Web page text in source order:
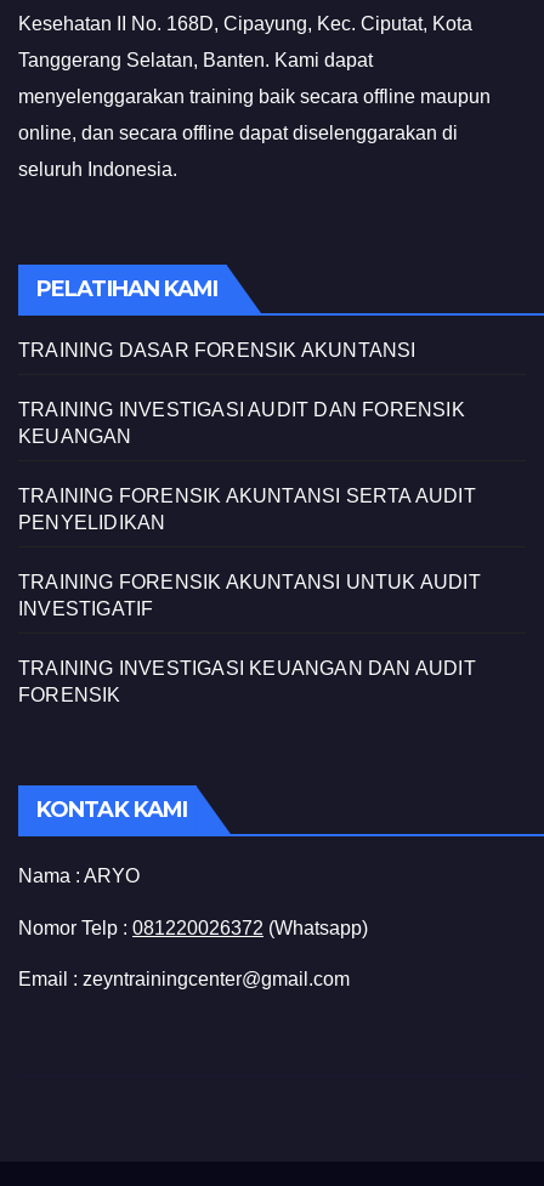
Kesehatan II No. 168D, Cipayung, Kec. Ciputat, Kota
Tanggerang Selatan, Banten. Kami dapat
menyelenggarakan training baik secara offline maupun
online, dan secara offline dapat diselenggarakan di
seluruh Indonesia.
PELATIHAN KAMI
TRAINING DASAR FORENSIK AKUNTANSI
TRAINING INVESTIGASI AUDIT DAN FORENSIK
KEUANGAN
TRAINING FORENSIK AKUNTANSI SERTA AUDIT
PENYELIDIKAN
TRAINING FORENSIK AKUNTANSI UNTUK AUDIT
INVESTIGATIF
TRAINING INVESTIGASI KEUANGAN DAN AUDIT
FORENSIK
KONTAK KAMI
Nama : ARYO
Nomor Telp : 081220026372 (Whatsapp)
Email : zeyntrainingcenter@gmail.com